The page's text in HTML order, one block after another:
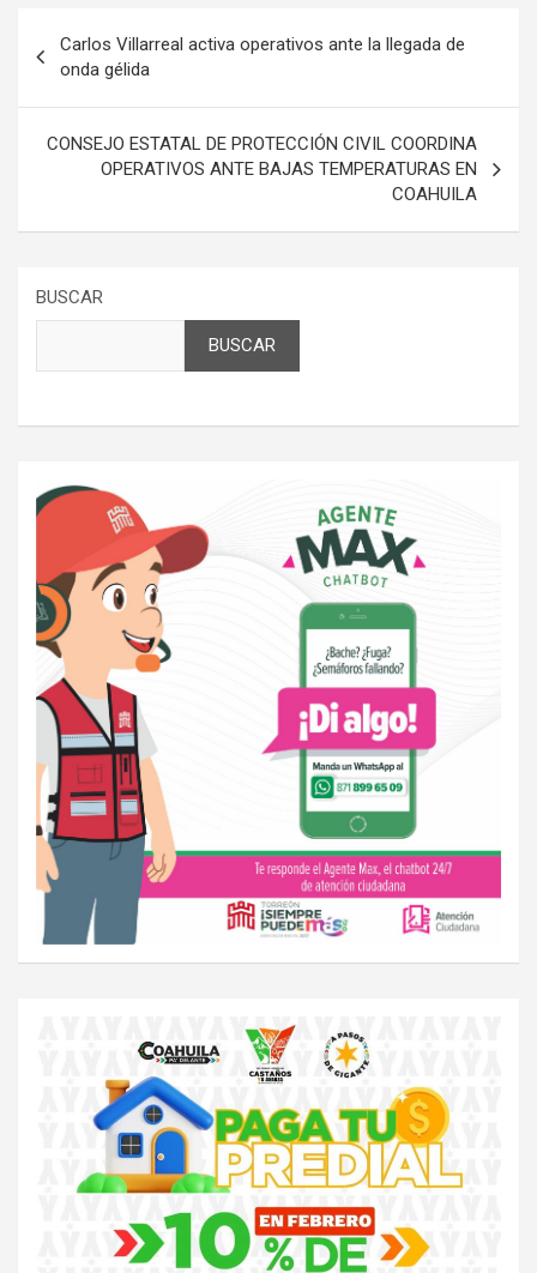
de
entradas
Carlos Villarreal activa operativos ante la llegada de
onda gélida
CONSEJO ESTATAL DE PROTECCIÓN CIVIL COORDINA
OPERATIVOS ANTE BAJAS TEMPERATURAS EN
COAHUILA
BUSCAR
BUSCAR